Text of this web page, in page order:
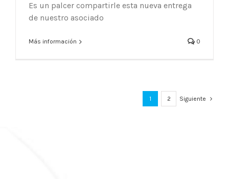
Es un palcer compartirle esta nueva entrega
de nuestro asociado
Más información 0
1 2 Siguiente